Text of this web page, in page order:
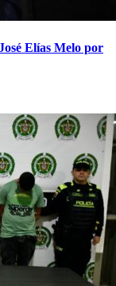
Elías Melo por